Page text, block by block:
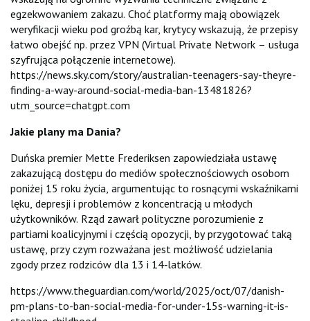
egzekwowaniem zakazu. Choć platformy mają obowiązek
weryfikacji wieku pod groźbą kar, krytycy wskazują, że przepisy
łatwo obejść np. przez VPN (Virtual Private Network – usługa
szyfrująca połączenie internetowe).
https://news.sky.com/story/australian-teenagers-say-theyre-
finding-a-way-around-social-media-ban-13481826?
utm_source=chatgpt.com
Jakie plany ma Dania?
Duńska premier Mette Frederiksen zapowiedziała ustawę
zakazującą dostępu do mediów społecznościowych osobom
poniżej 15 roku życia, argumentując to rosnącymi wskaźnikami
lęku, depresji i problemów z koncentracją u młodych
użytkowników. Rząd zawarł polityczne porozumienie z
partiami koalicyjnymi i częścią opozycji, by przygotować taką
ustawę, przy czym rozważana jest możliwość udzielania
zgody przez rodziców dla 13 i 14‑latków.
https://www.theguardian.com/world/2025/oct/07/danish-
pm-plans-to-ban-social-media-for-under-15s-warning-it-is-